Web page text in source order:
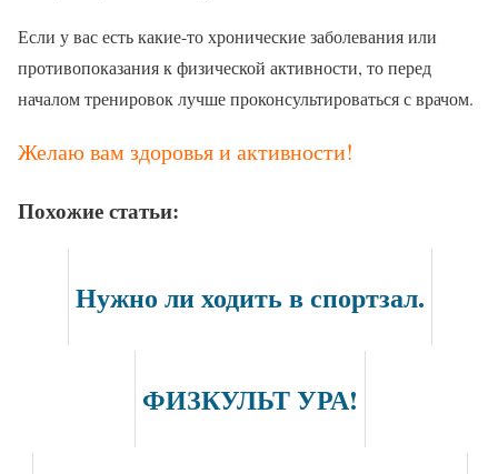
Если у вас есть какие-то хронические заболевания или
противопоказания к физической активности, то перед
началом тренировок лучше проконсультироваться с врачом.
Желаю вам здоровья и активности!
Похожие статьи:
Нужно ли ходить в спортзал.
ФИЗКУЛЬТ УРА!